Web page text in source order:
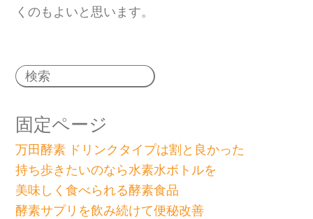
くのもよいと思います。
固定ページ
万田酵素 ドリンクタイプは割と良かった
持ち歩きたいのなら水素水ボトルを
美味しく食べられる酵素食品
酵素サプリを飲み続けて便秘改善